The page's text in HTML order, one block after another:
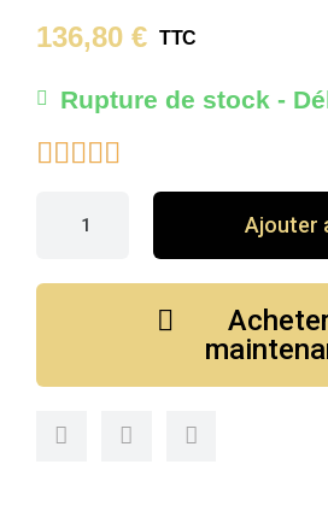
136,80 € TTC
Rupture de stock -

Ajouter